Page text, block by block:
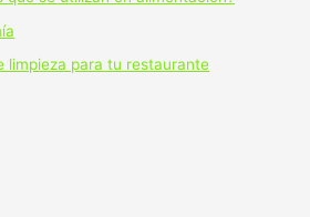
limpieza para tu restaurante